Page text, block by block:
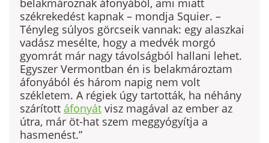
belakmároznak áfonyából, ami miatt
székrekedést kapnak – mondja Squier. –
Tényleg sú­lyos görcseik vannak: egy alaszkai
vadász mesélte, hogy a medvék mor­gó
gyomrát már nagy távolságból hallani lehet.
Egyszer Vermontban én is belakmároztam
áfonyából és három napig nem volt
székletem. A régiek úgy tartották, ha néhány
szárított áfonyát visz magával az ember az
útra, már öt-hat szem meggyógyítja a
hasmenést.”